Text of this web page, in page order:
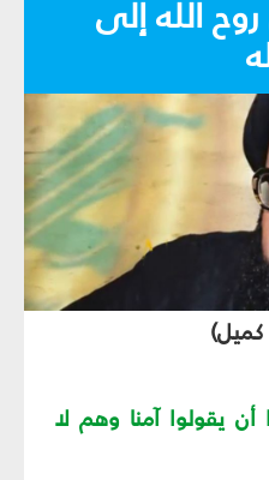
الله‏ إلى
يقولوا آمنا وهم لا